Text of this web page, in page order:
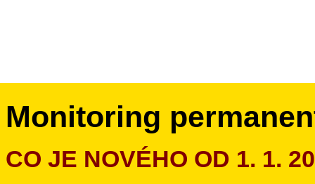
Monitoring
CO JE NOVÉHO OD 1. 1.